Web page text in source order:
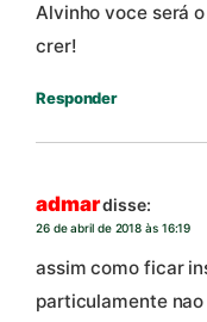
Alvinho voce será
crer!
Responder
admardisse:
26 de abril de 2018 às 16:19
assim como ficar
particulamente